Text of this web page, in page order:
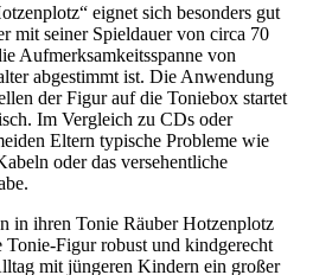
eignet sich besonders gut
mit seiner Spieldauer von circa 70
Aufmerksamkeitsspanne von
abgestimmt ist. Die Anwendung
der Figur auf die Toniebox startet
Im Vergleich zu CDs oder
Eltern typische Probleme wie
oder das versehentliche
in ihren Tonie Räuber Hotzenplotz
Tonie-Figur robust und kindgerecht
mit jüngeren Kindern ein großer